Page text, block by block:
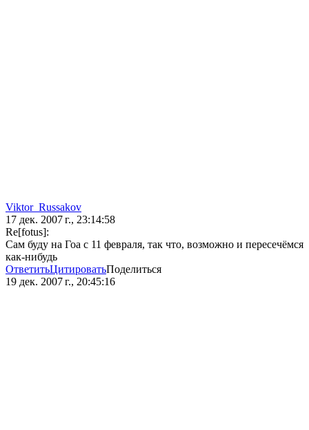
Viktor_Russakov
17 дек. 2007 г., 23:14:58
Re[fotus]:
Сам буду на Гоа с 11 февраля, так что, возможно и пересечёмся
как-нибудь
ОтветитьЦитироватьПоделиться
19 дек. 2007 г., 20:45:16